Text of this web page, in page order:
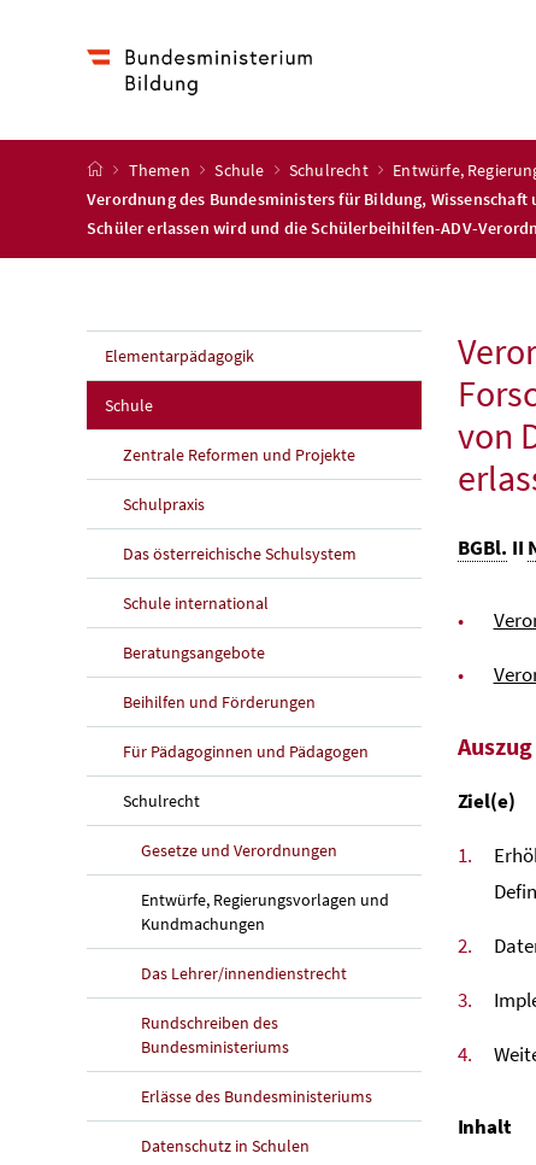
Startseite
Themen Schule Schulrecht Entwürfe,
Verordnung des Bundesministers für Bildung,
Schüler erlassen wird und die Schülerbeihilfen-ADV-
Elementarpädagogik
Schule
Zentrale Reformen und Projekte
Schulpraxis
Das österreichische Schulsystem
Schule international
Beratungsangebote
Beihilfen und Förderungen
Für Pädagoginnen und Pädagogen
Schulrecht
Gesetze und Verordnungen
Entwürfe, Regierungsvorlagen und
Kundmachungen
Das Lehrer/innendienstrecht
Rundschreiben des
Bundesministeriums
Erlässe des Bundesministeriums
Datenschutz in Schulen
von
BGBl. II
Ziel(e)
Inhalt